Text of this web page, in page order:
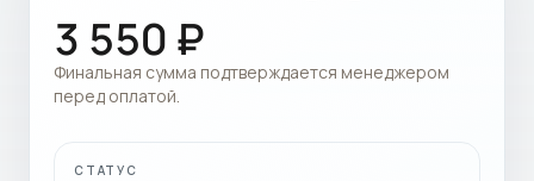
3 550 ₽
Финальная сумма подтверждается менеджером
перед оплатой.
СТАТУС